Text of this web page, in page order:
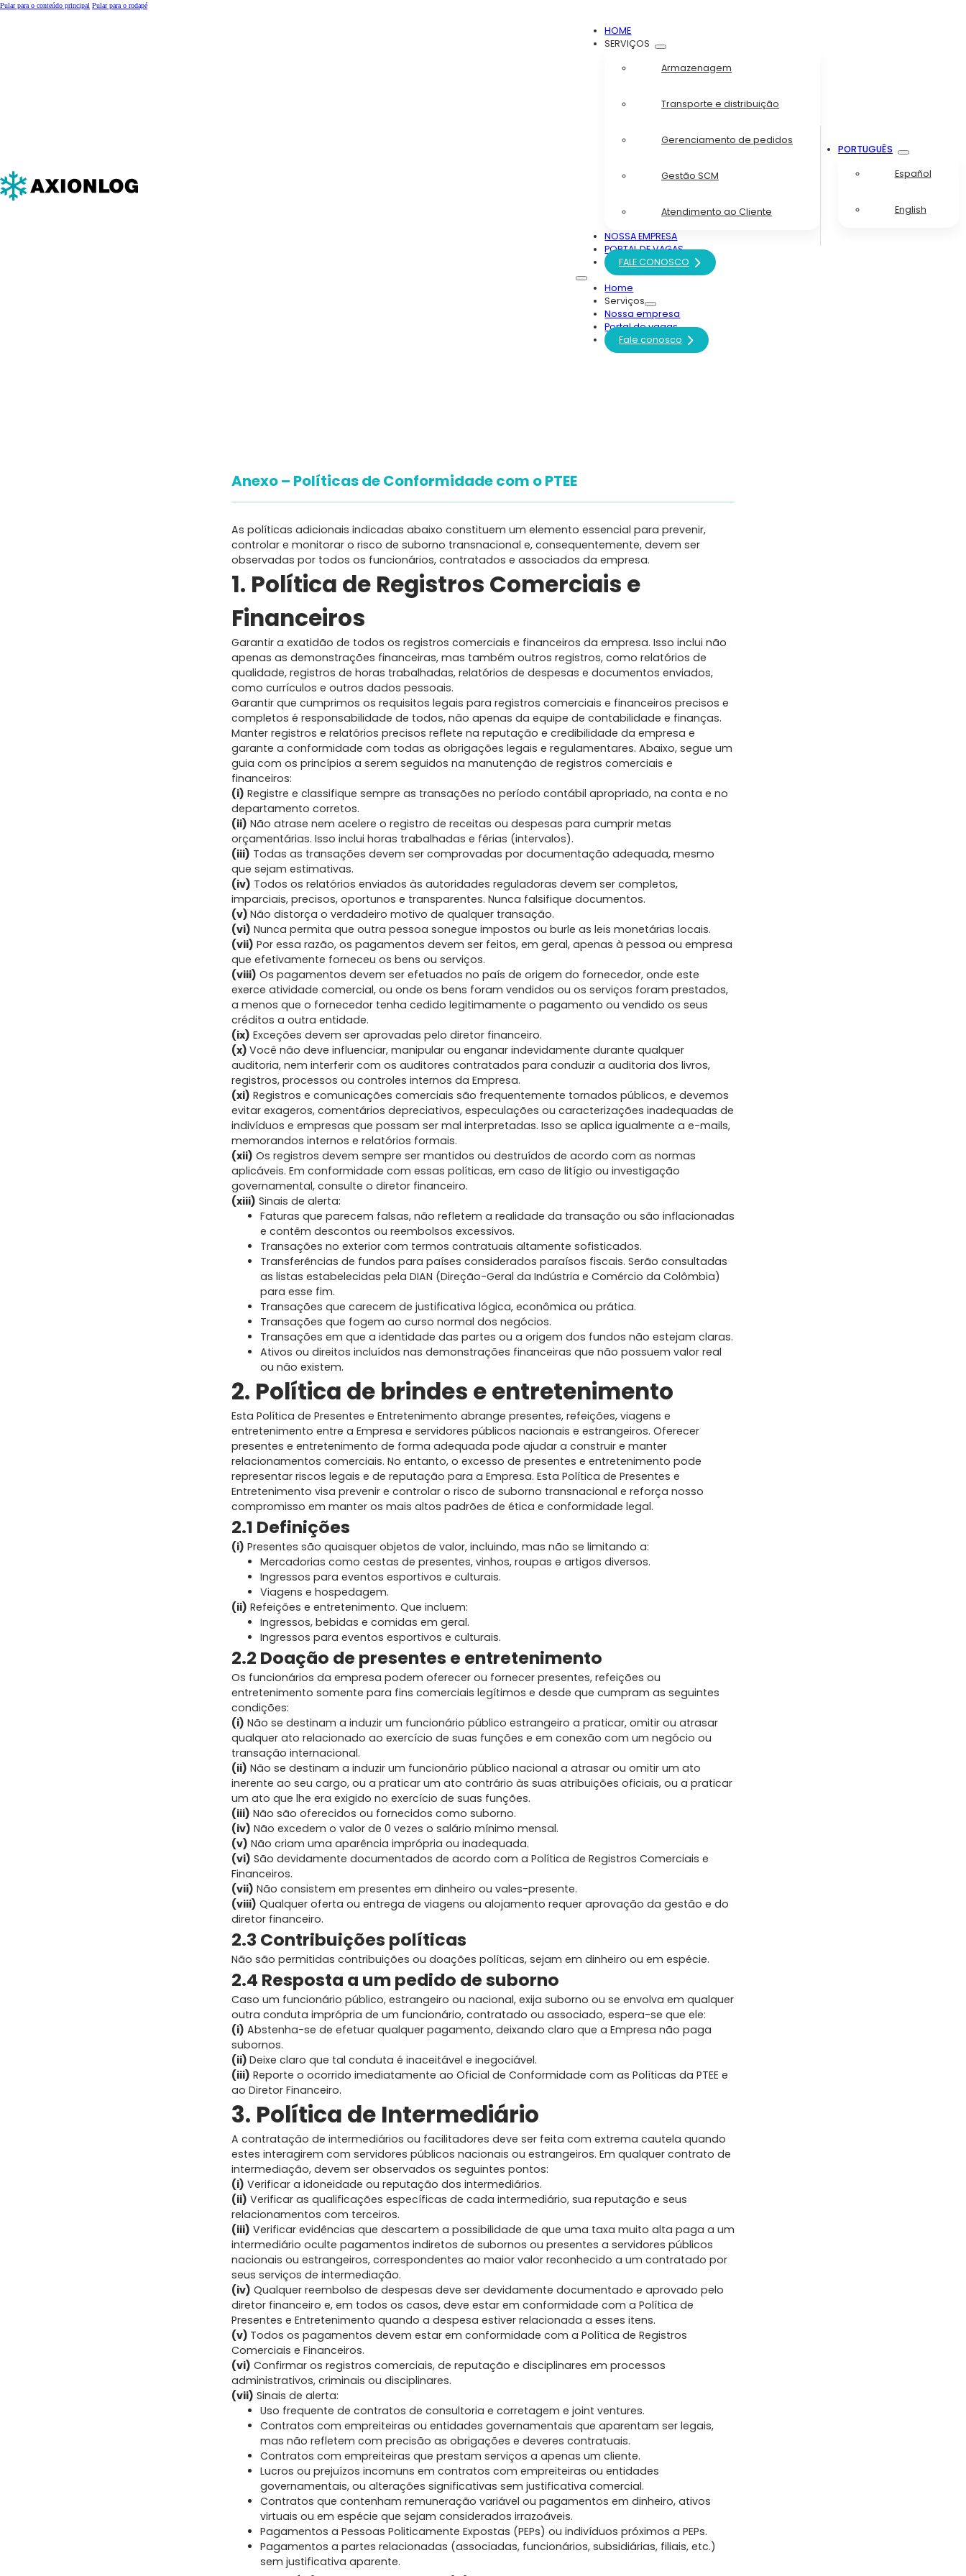
Pular para o conteúdo principal Pular para o rodapé
HOME
SERVIÇOS
Armazenagem
Transporte e distribuição
Gerenciamento de pedidos
Gestão SCM
Atendimento ao Cliente
NOSSA EMPRESA
PORTAL DE VAGAS
FALE CONOSCO
Home
Serviços
Nossa empresa
Portal de vagas
Fale conosco
PORTUGUÊS
Español
English
Anexo – Políticas de Conformidade com o PTEE
As políticas adicionais indicadas abaixo constituem um elemento essencial para prevenir,
controlar e monitorar o risco de suborno transnacional e, consequentemente, devem ser
observadas por todos os funcionários, contratados e associados da empresa.
1. Política de Registros Comerciais e
Financeiros
Garantir a exatidão de todos os registros comerciais e financeiros da empresa. Isso inclui não
apenas as demonstrações financeiras, mas também outros registros, como relatórios de
qualidade, registros de horas trabalhadas, relatórios de despesas e documentos enviados,
como currículos e outros dados pessoais.
Garantir que cumprimos os requisitos legais para registros comerciais e financeiros precisos e
completos é responsabilidade de todos, não apenas da equipe de contabilidade e finanças.
Manter registros e relatórios precisos reflete na reputação e credibilidade da empresa e
garante a conformidade com todas as obrigações legais e regulamentares. Abaixo, segue um
guia com os princípios a serem seguidos na manutenção de registros comerciais e
financeiros:
(i) Registre e classifique sempre as transações no período contábil apropriado, na conta e no
departamento corretos.
(ii) Não atrase nem acelere o registro de receitas ou despesas para cumprir metas
orçamentárias. Isso inclui horas trabalhadas e férias (intervalos).
(iii) Todas as transações devem ser comprovadas por documentação adequada, mesmo
que sejam estimativas.
(iv) Todos os relatórios enviados às autoridades reguladoras devem ser completos,
imparciais, precisos, oportunos e transparentes. Nunca falsifique documentos.
(v) Não distorça o verdadeiro motivo de qualquer transação.
(vi) Nunca permita que outra pessoa sonegue impostos ou burle as leis monetárias locais.
(vii) Por essa razão, os pagamentos devem ser feitos, em geral, apenas à pessoa ou empresa
que efetivamente forneceu os bens ou serviços.
(viii) Os pagamentos devem ser efetuados no país de origem do fornecedor, onde este
exerce atividade comercial, ou onde os bens foram vendidos ou os serviços foram prestados,
a menos que o fornecedor tenha cedido legitimamente o pagamento ou vendido os seus
créditos a outra entidade.
(ix) Exceções devem ser aprovadas pelo diretor financeiro.
(x) Você não deve influenciar, manipular ou enganar indevidamente durante qualquer
auditoria, nem interferir com os auditores contratados para conduzir a auditoria dos livros,
registros, processos ou controles internos da Empresa.
(xi) Registros e comunicações comerciais são frequentemente tornados públicos, e devemos
evitar exageros, comentários depreciativos, especulações ou caracterizações inadequadas de
indivíduos e empresas que possam ser mal interpretadas. Isso se aplica igualmente a e-mails,
memorandos internos e relatórios formais.
(xii) Os registros devem sempre ser mantidos ou destruídos de acordo com as normas
aplicáveis. Em conformidade com essas políticas, em caso de litígio ou investigação
governamental, consulte o diretor financeiro.
(xiii) Sinais de alerta:
Faturas que parecem falsas, não refletem a realidade da transação ou são inflacionadas
e contêm descontos ou reembolsos excessivos.
Transações no exterior com termos contratuais altamente sofisticados.
Transferências de fundos para países considerados paraísos fiscais. Serão consultadas
as listas estabelecidas pela DIAN (Direção-Geral da Indústria e Comércio da Colômbia)
para esse fim.
Transações que carecem de justificativa lógica, econômica ou prática.
Transações que fogem ao curso normal dos negócios.
Transações em que a identidade das partes ou a origem dos fundos não estejam claras.
Ativos ou direitos incluídos nas demonstrações financeiras que não possuem valor real
ou não existem.
2. Política de brindes e entretenimento
Esta Política de Presentes e Entretenimento abrange presentes, refeições, viagens e
entretenimento entre a Empresa e servidores públicos nacionais e estrangeiros. Oferecer
presentes e entretenimento de forma adequada pode ajudar a construir e manter
relacionamentos comerciais. No entanto, o excesso de presentes e entretenimento pode
representar riscos legais e de reputação para a Empresa. Esta Política de Presentes e
Entretenimento visa prevenir e controlar o risco de suborno transnacional e reforça nosso
compromisso em manter os mais altos padrões de ética e conformidade legal.
2.1 Definições
(i) Presentes são quaisquer objetos de valor, incluindo, mas não se limitando a:
Mercadorias como cestas de presentes, vinhos, roupas e artigos diversos.
Ingressos para eventos esportivos e culturais.
Viagens e hospedagem.
(ii) Refeições e entretenimento. Que incluem:
Ingressos, bebidas e comidas em geral.
Ingressos para eventos esportivos e culturais.
2.2 Doação de presentes e entretenimento
Os funcionários da empresa podem oferecer ou fornecer presentes, refeições ou
entretenimento somente para fins comerciais legítimos e desde que cumpram as seguintes
condições:
(i) Não se destinam a induzir um funcionário público estrangeiro a praticar, omitir ou atrasar
qualquer ato relacionado ao exercício de suas funções e em conexão com um negócio ou
transação internacional.
(ii) Não se destinam a induzir um funcionário público nacional a atrasar ou omitir um ato
inerente ao seu cargo, ou a praticar um ato contrário às suas atribuições oficiais, ou a praticar
um ato que lhe era exigido no exercício de suas funções.
(iii) Não são oferecidos ou fornecidos como suborno.
(iv) Não excedem o valor de 0 vezes o salário mínimo mensal.
(v) Não criam uma aparência imprópria ou inadequada.
(vi) São devidamente documentados de acordo com a Política de Registros Comerciais e
Financeiros.
(vii) Não consistem em presentes em dinheiro ou vales-presente.
(viii) Qualquer oferta ou entrega de viagens ou alojamento requer aprovação da gestão e do
diretor financeiro.
2.3 Contribuições políticas
Não são permitidas contribuições ou doações políticas, sejam em dinheiro ou em espécie.
2.4 Resposta a um pedido de suborno
Caso um funcionário público, estrangeiro ou nacional, exija suborno ou se envolva em qualquer
outra conduta imprópria de um funcionário, contratado ou associado, espera-se que ele:
(i) Abstenha-se de efetuar qualquer pagamento, deixando claro que a Empresa não paga
subornos.
(ii) Deixe claro que tal conduta é inaceitável e inegociável.
(iii) Reporte o ocorrido imediatamente ao Oficial de Conformidade com as Políticas da PTEE e
ao Diretor Financeiro.
3. Política de Intermediário
A contratação de intermediários ou facilitadores deve ser feita com extrema cautela quando
estes interagirem com servidores públicos nacionais ou estrangeiros. Em qualquer contrato de
intermediação, devem ser observados os seguintes pontos:
(i) Verificar a idoneidade ou reputação dos intermediários.
(ii) Verificar as qualificações específicas de cada intermediário, sua reputação e seus
relacionamentos com terceiros.
(iii) Verificar evidências que descartem a possibilidade de que uma taxa muito alta paga a um
intermediário oculte pagamentos indiretos de subornos ou presentes a servidores públicos
nacionais ou estrangeiros, correspondentes ao maior valor reconhecido a um contratado por
seus serviços de intermediação.
(iv) Qualquer reembolso de despesas deve ser devidamente documentado e aprovado pelo
diretor financeiro e, em todos os casos, deve estar em conformidade com a Política de
Presentes e Entretenimento quando a despesa estiver relacionada a esses itens.
(v) Todos os pagamentos devem estar em conformidade com a Política de Registros
Comerciais e Financeiros.
(vi) Confirmar os registros comerciais, de reputação e disciplinares em processos
administrativos, criminais ou disciplinares.
(vii) Sinais de alerta:
Uso frequente de contratos de consultoria e corretagem e joint ventures.
Contratos com empreiteiras ou entidades governamentais que aparentam ser legais,
mas não refletem com precisão as obrigações e deveres contratuais.
Contratos com empreiteiras que prestam serviços a apenas um cliente.
Lucros ou prejuízos incomuns em contratos com empreiteiras ou entidades
governamentais, ou alterações significativas sem justificativa comercial.
Contratos que contenham remuneração variável ou pagamentos em dinheiro, ativos
virtuais ou em espécie que sejam considerados irrazoáveis.
Pagamentos a Pessoas Politicamente Expostas (PEPs) ou indivíduos próximos a PEPs.
Pagamentos a partes relacionadas (associadas, funcionários, subsidiárias, filiais, etc.)
sem justificativa aparente.